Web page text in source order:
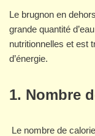
Le brugnon en
grande quantité
nutritionnelles et est
d’énergie.
1. Nombre
Le nombre de